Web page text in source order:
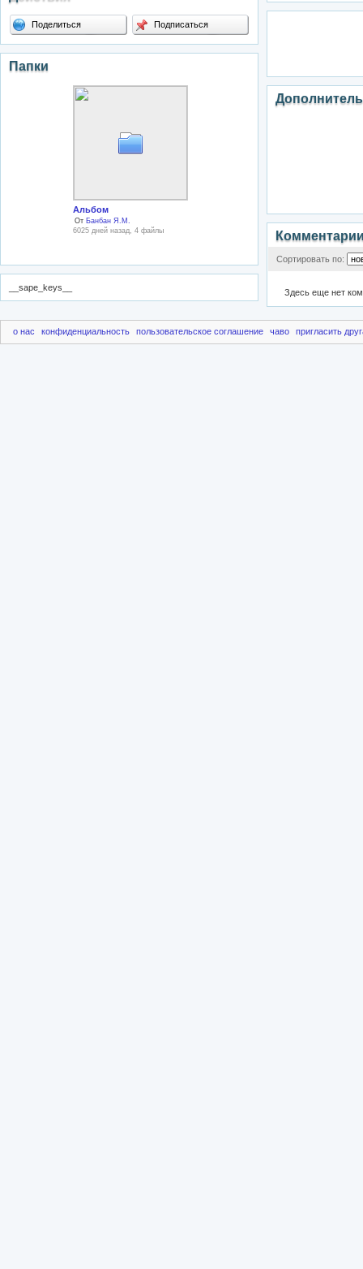
Поделиться Подписаться
Папки
Альбом
От Банбан Я.М.
6025 дней назад, 4 файлы
__sape_keys__
Сортировать по:
Здесь еще нет
о нас конфиденциальность пользовательское соглашение чаво пригласить